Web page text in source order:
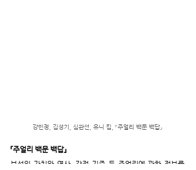
강민정, 김성기, 심관선, 유니 킴, 『주얼리 백문 백답』
『주얼리 백문 백답』
보석의 가치와 역사, 감정 기준 등 주얼리에 관한 정보를